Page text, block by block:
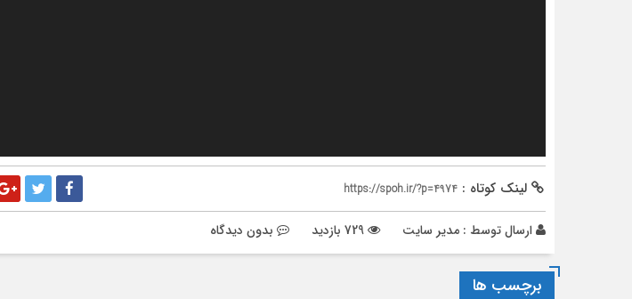
لینک کوتاه : https://spoh.ir/?p=4974
ارسال توسط : مدیر سایت بدون دیدگاه
برچسب ها